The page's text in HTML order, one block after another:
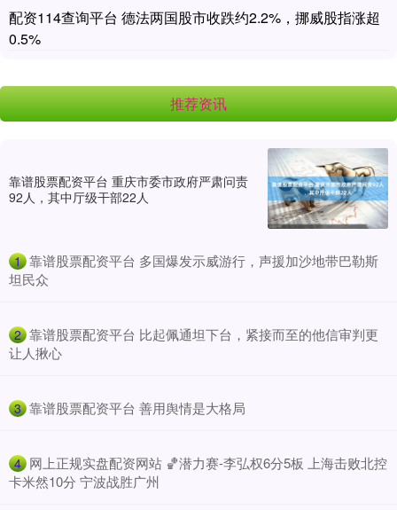
配资114查询平台 德法两国股市收跌约2.2%，挪威股指涨超
0.5%
推荐资讯
靠谱股票配资平台 重庆市委市政府严肃问责
92人，其中厅级干部22人
1 ​靠谱股票配资平台 多国爆发示威游行，声援加沙地带巴勒斯
坦民众
2 ​靠谱股票配资平台 比起佩通坦下台，紧接而至的他信审判更
让人揪心
3 ​靠谱股票配资平台 善用舆情是大格局
4 ​网上正规实盘配资网站 🏀潜力赛-李弘权6分5板 上海击败北控
卡米然10分 宁波战胜广州